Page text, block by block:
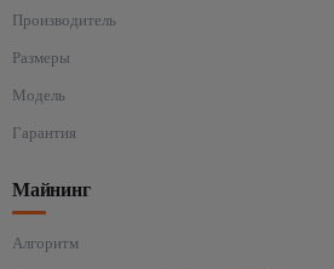
Производитель
Размеры
Модель
Гарантия
Майнинг
Алгоритм